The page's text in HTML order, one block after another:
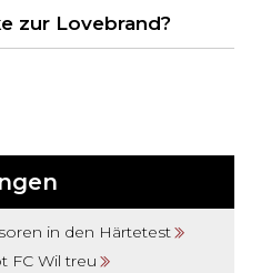
zur Lovebrand?
in den Härtetest
FC Wil treu